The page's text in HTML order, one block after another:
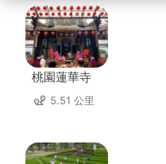
桃園蓮華寺
5.51 公里